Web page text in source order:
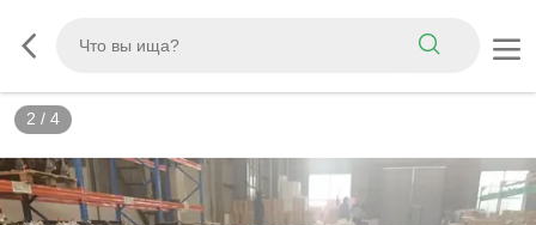
2 / 4